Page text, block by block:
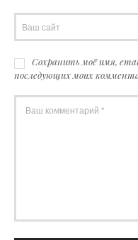
Сохранить моё имя,
последующих моих